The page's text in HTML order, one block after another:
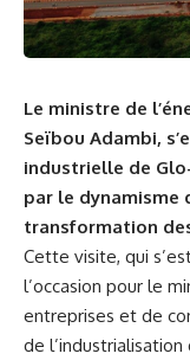
Le ministre de
Seïbou Adambi,
industrielle de
par le dynamisme
transformation
Cette visite, qui
l’occasion pour le
entreprises et de
⁢de